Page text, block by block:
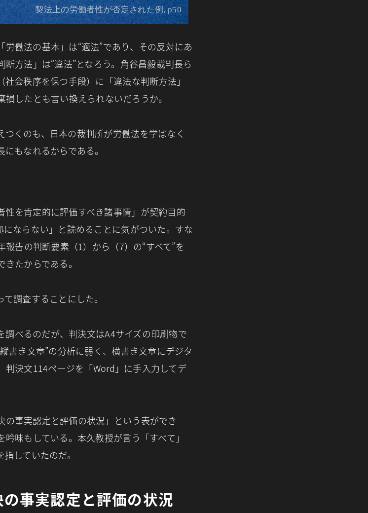
契法上の労働者性が否定された例, p50
働法の基本」は“適法”であり、その反対にあ
方法」は“違法”となろう。角谷昌毅裁判長ら
会秩序を保つ手段）に「違法な判断方法」
したとも言い換えられないだろうか。
つくのも、日本の裁判所が労働法を学ばなく
もなれるからである。
性を肯定的に評価すべき諸事情」が契約目的
ならない」と読めることに気がついた。すな
告の判断要素（1）から（7）の“すべて”を
たからである。
調査することにした。
調べるのだが、判決文はA4サイズの印刷物で
書き文章”の分析に弱く、横書き文章にデジタ
判決文114ページを「Word」に手入力してデ
の事実認定と評価の状況」という表ができ
味もしている。本久教授が言う「すべて」
していたのだ。
事実認定と評価の状況